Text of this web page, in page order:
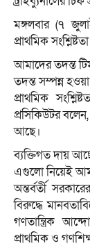
মঙ্গলবার (৭
প্রাথমিক
আমাদের তদন্ত
তদন্ত সম্পন্ন
প্রাথমিক
প্রসিকিউটর
আছে।
ব্যক্তিগত দায়
এগুলো নিয়েই
অন্তর্বর্তী
বিরুদ্ধে
গণতান্ত্রিক
প্রাথমিক ও